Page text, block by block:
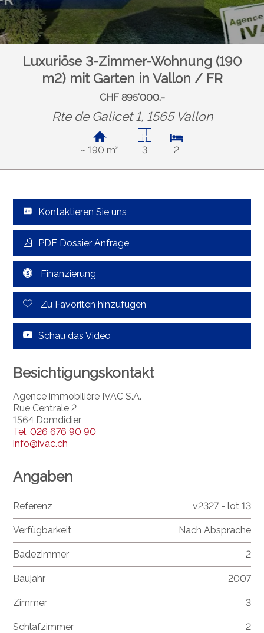
Luxuriöse 3-Zimmer-Wohnung (190
m2) mit Garten in Vallon / FR
CHF 895'000.-
Rte de Galicet 1, 1565 Vallon
~ 190 m² 3 2
Kontaktieren Sie uns
PDF Dossier Anfrage
Finanzierung
Zu Favoriten hinzufügen
Schau das Video
Besichtigungskontakt
Agence immobilière IVAC S.A.
Rue Centrale 2
1564 Domdidier
Tel.026 676 90 90
info@ivac.ch
Angaben
Referenz v2327 - lot 13
Verfügbarkeit Nach Absprache
Badezimmer 2
Baujahr 2007
Zimmer 3
Schlafzimmer 2